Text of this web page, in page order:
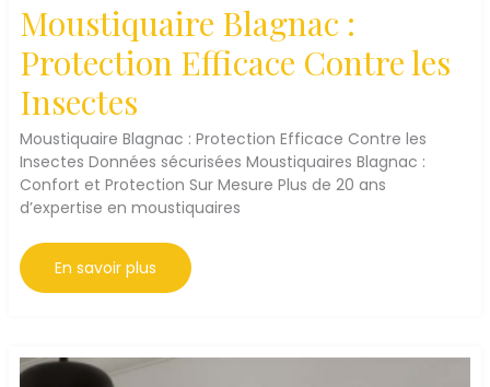
Moustiquaire Blagnac :
Protection Efficace Contre les
Insectes
Moustiquaire Blagnac : Protection Efficace Contre les
Insectes Données sécurisées Moustiquaires Blagnac :
Confort et Protection Sur Mesure Plus de 20 ans
d’expertise en moustiquaires
Moustiquaire
:
les
Insectes
En savoir plus